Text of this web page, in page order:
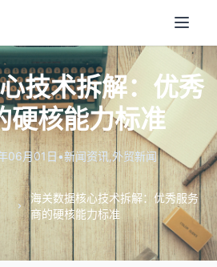
技术拆解：优秀
硬核能力标准
06月01日•新闻资讯,外贸新闻
海关数据核心技术拆解：优秀服务
商的硬核能力标准